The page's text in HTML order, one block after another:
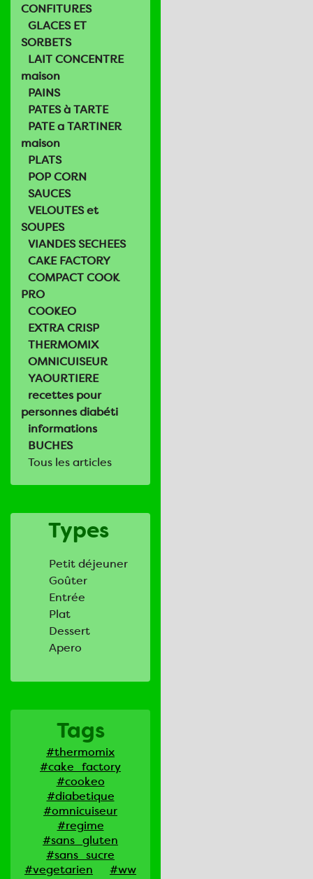
CONFITURES
GLACES ET
SORBETS
LAIT CONCENTRE
maison
PAINS
PATES à TARTE
PATE a TARTINER
maison
PLATS
POP CORN
SAUCES
VELOUTES et
SOUPES
VIANDES SECHEES
CAKE FACTORY
COMPACT COOK
PRO
COOKEO
EXTRA CRISP
THERMOMIX
OMNICUISEUR
YAOURTIERE
recettes pour
personnes diabéti
informations
BUCHES
Tous les articles
Types
Petit déjeuner
Goûter
Entrée
Plat
Dessert
Apero
Tags
#thermomix
#cake_factory
#cookeo
#diabetique
#omnicuiseur
#regime
#sans_gluten
#sans_sucre
#vegetarien
#ww